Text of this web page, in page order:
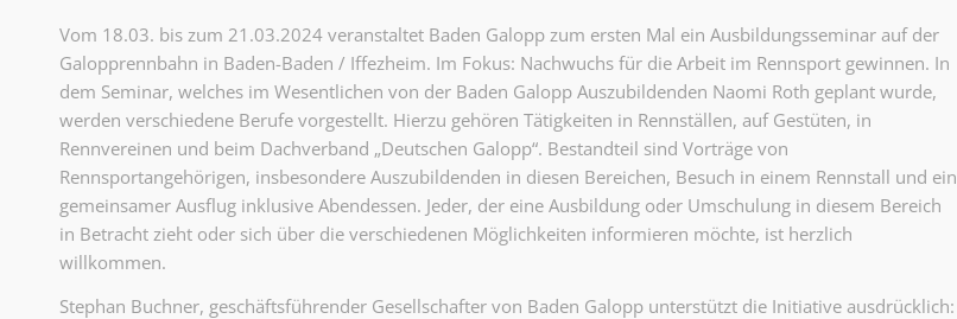
Vom 18.03. bis zum 21.03.2024 veranstaltet Baden Galopp zum ersten Mal ein Ausbildungsseminar auf der
Galopprennbahn in Baden-Baden / Iffezheim. Im Fokus: Nachwuchs für die Arbeit im Rennsport gewinnen. In
dem Seminar, welches im Wesentlichen von der Baden Galopp Auszubildenden Naomi Roth geplant wurde,
werden verschiedene Berufe vorgestellt. Hierzu gehören Tätigkeiten in Rennställen, auf Gestüten, in
Rennvereinen und beim Dachverband „Deutschen Galopp“. Bestandteil sind Vorträge von
Rennsportangehörigen, insbesondere Auszubildenden in diesen Bereichen, Besuch in einem Rennstall und ein
gemeinsamer Ausflug inklusive Abendessen. Jeder, der eine Ausbildung oder Umschulung in diesem Bereich
in Betracht zieht oder sich über die verschiedenen Möglichkeiten informieren möchte, ist herzlich
willkommen.
Stephan Buchner, geschäftsführender Gesellschafter von Baden Galopp unterstützt die Initiative ausdrücklich: